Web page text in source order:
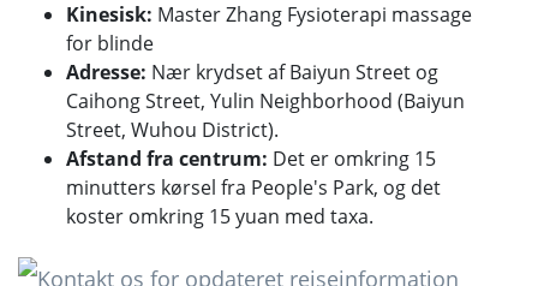
Kinesisk: Master Zhang Fysioterapi massage
for blinde
Adresse: Nær krydset af Baiyun Street og
Caihong Street, Yulin Neighborhood (Baiyun
Street, Wuhou District).
Afstand fra centrum: Det er omkring 15
minutters kørsel fra People's Park, og det
koster omkring 15 yuan med taxa.